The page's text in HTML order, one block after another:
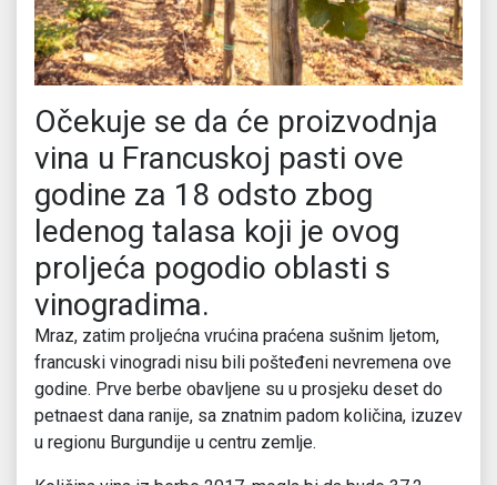
Očekuje se da će proizvodnja
vina u Francuskoj pasti ove
godine za 18 odsto zbog
ledenog talasa koji je ovog
proljeća pogodio oblasti s
vinogradima.
Mraz, zatim proljećna vrućina praćena sušnim ljetom,
francuski vinogradi nisu bili pošteđeni nevremena ove
godine. Prve berbe obavljene su u prosjeku deset do
petnaest dana ranije, sa znatnim padom količina, izuzev
u regionu Burgundije u centru zemlje.